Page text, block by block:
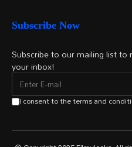
Subscribe Now
Subscribe to our mailing list to
your inbox!
I consent to the terms and